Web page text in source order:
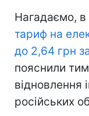
Нагадаємо, в
тариф на
до 2,64 грн
пояснили
відновлення
російських